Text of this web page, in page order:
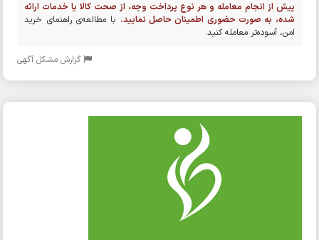
پیش از انجام معامله و هر نوع پرداخت وجه، از صحت کالا یا خدمات ارائه
شده، به صورت حضوری اطمینان حاصل نمایید. با مطالعه‌ی راهنمای خرید
امن، آسوده‌تر معامله کنید.
گزارش مشکل آگهی